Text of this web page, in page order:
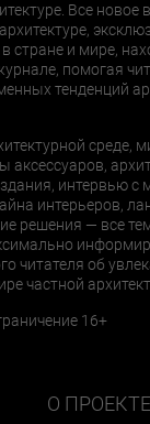
Все новое
в стране и мире,
помогая
тенденций
среде,
аксессуаров,
здания, интервью
интерьеров,
решения — все
читателя об
частной
16+
О ПРОЕКТЕ